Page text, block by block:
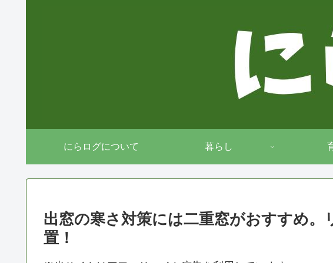
にらログについて 暮らし
出窓の寒さ対策には二重窓がおすすめ
置！